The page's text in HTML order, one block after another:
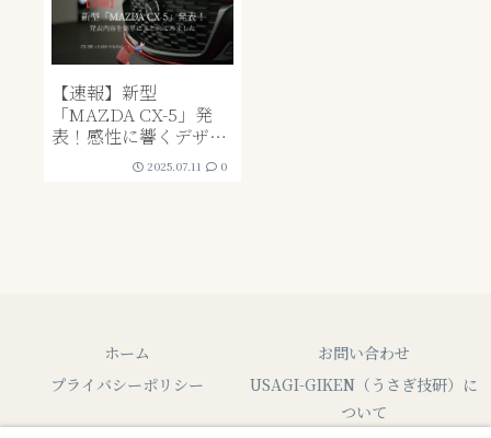
【速報】新型
「MAZDA CX-5」発
表！感性に響くデザイ
ンと使いやすさの革
新！ちょっと言いたい
2025.07.11 0
ホーム
お問い合わせ
プライバシーポリシー
USAGI-GIKEN（うさぎ技研）に
ついて